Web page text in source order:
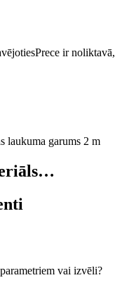
Prece ir noliktavā,
laukuma garums 2 m
vai izvēli?